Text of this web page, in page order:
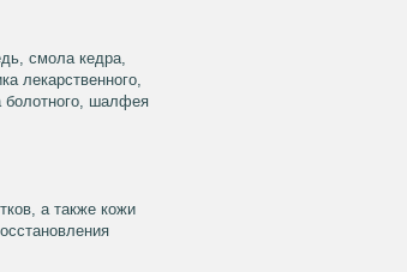
смола кедра,
лекарственного,
болотного, шалфея
а также кожи